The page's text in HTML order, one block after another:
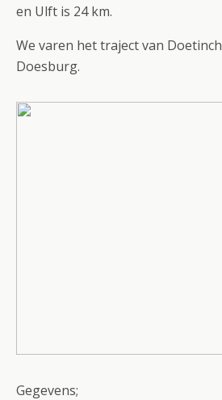
en Ulft is 24 km.
We varen het traject van
Doesburg.
Gegevens;